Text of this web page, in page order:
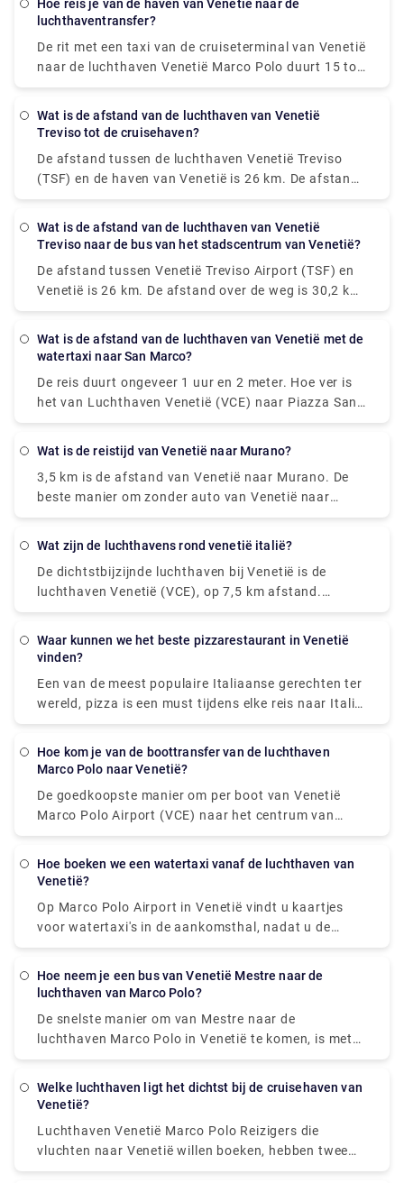
vertrekken van maandag tot en met zaterdag elke
20 minuten.
hoe reis je van de haven van Venetië naar de
luchthaventransfer?
De rit met een taxi van de cruiseterminal van Venetië
naar de luchthaven Venetië Marco Polo duurt 15 tot
20 minuten. De vooraf geboekte privétransfer van
Venetië is inclusief een privérit met de watertaxi.
luchthaven Venetië Marco Polo.
wat is de afstand van de luchthaven van Venetië
Treviso tot de cruisehaven?
De afstand tussen de luchthaven Venetië Treviso
(TSF) en de haven van Venetië is 26 km. De afstand
over de weg is 30,2 km.
wat is de afstand van de luchthaven van Venetië
Treviso naar de bus van het stadscentrum van Venetië?
De afstand tussen Venetië Treviso Airport (TSF) en
Venetië is 26 km. De afstand over de weg is 30,2 km.
Hoe reis ik zonder auto van Venetië Treviso Airport
auto van Venetië Treviso Airport (TSF) naar Venetië
duurt en € 8 - € 13 kost.
wat is de afstand van de luchthaven van Venetië met de
watertaxi naar San Marco?
De reis duurt ongeveer 1 uur en 2 meter. Hoe ver is
het van Luchthaven Venetië (VCE) naar Piazza San
Marco? De afstand tussen de luchthaven van
wat is de reistijd van Venetië naar Murano?
3,5 km is de afstand van Venetië naar Murano. De
beste manier om zonder auto van Venetië naar
Murano te komen, is met de veerboot, die 18
om met de auto van Venetië naar Murano te komen?
De veerboot van F. te Nove naar Murano Da Mula
duurt 18 minuten inclusief transfers en vertrekt elke
20 minuten.
wat zijn de luchthavens rond venetië italië?
De dichtstbijzijnde luchthaven bij Venetië is de
luchthaven Venetië (VCE), op 7,5 km afstand.
Andere nabijgelegen luchthavens zijn Venetië
Verona (VRN) (111,5 km) en Bologna (BLQ) (129,9
waar kunnen we het beste pizzarestaurant in Venetië
vinden?
Een van de meest populaire Italiaanse gerechten ter
wereld, pizza is een must tijdens elke reis naar Italië.
Venetië heeft een aantal heerlijke plekken om
terwijl je langs een van de vele grachten loopt.
eenvoudige versie is met mozzarella fiordilatte of
mozzarella de bufala (in dat geval zou het technisch
Margherita-pizza is ongetwijfeld de favoriete pizza
van Italiaanse mensen.
hoe kom je van de boottransfer van de luchthaven
Marco Polo naar Venetië?
De goedkoopste manier om per boot van Venetië
Marco Polo Airport (VCE) naar het centrum van
Venetië te reizen, is met de waterbus (Vaporetto)
Marco is ongeveer 70 minuten.
hoe boeken we een watertaxi vanaf de luchthaven van
Venetië?
Op Marco Polo Airport in Venetië vindt u kaartjes
voor watertaxi's in de aankomsthal, nadat u de
bagageband heeft verlaten. (Zoek naar de balies
voucher heeft gekocht, verlaat u de terminal en
aanlegsteigers.
hoe neem je een bus van Venetië Mestre naar de
luchthaven van Marco Polo?
De snelste manier om van Mestre naar de
luchthaven Marco Polo in Venetië te komen, is met
de taxi, die € 9 - € 11 kost en 10 minuten duurt.
welke luchthaven ligt het dichtst bij de cruisehaven van
Venetië?
Luchthaven Venetië Marco Polo Reizigers die
vluchten naar Venetië willen boeken, hebben twee
belangrijke luchthavenopties. Namelijk Venetië